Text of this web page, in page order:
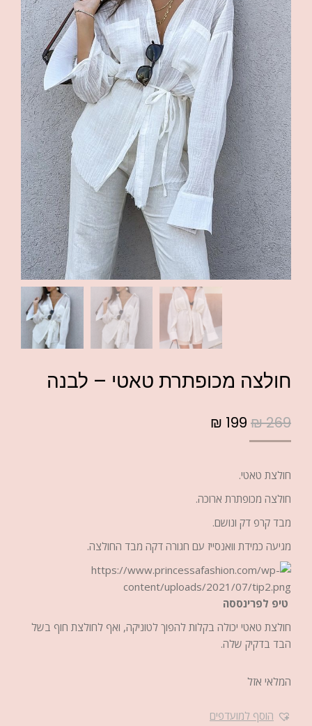
חולצה מכופתרת טאטי – לבנה
₪269
₪ 199
חולצת טאטי.
חולצה מכופתרת ארוכה.
מבד קרפ דק ונושם.
מגיעה כמידת וואנסייז עם חגורה דקה מבד החולצה.
טיפ לפרינססה
חולצת טאטי יכולה בקלות להפוך לטוניקה, ואף לחולצת חוף בשל
הבד בדקיק שלה.
המלאי אזל
הוסף למועדפים